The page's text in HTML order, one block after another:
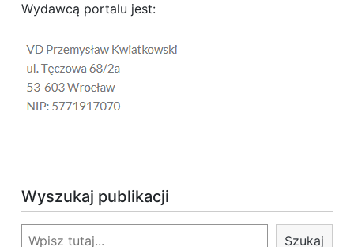
Wydawcą portalu jest:
Wyszukaj publikacji
Szukaj